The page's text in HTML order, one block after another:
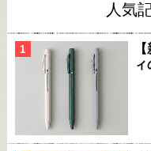
人気